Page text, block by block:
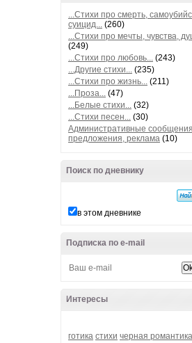
...Стихи про смерть,
суицид... (260)
...Стихи про мечты, чувства,
(249)
...Стихи про любовь... (243)
...Другие стихи... (235)
...Стихи про жизнь... (211)
...Проза... (47)
...Белые стихи... (32)
...Стихи песен... (30)
Административные
предложения, реклама (10)
Поиск по дневнику
в этом дневнике
Подписка по e-mail
Интересы
готика стихи черная романтика